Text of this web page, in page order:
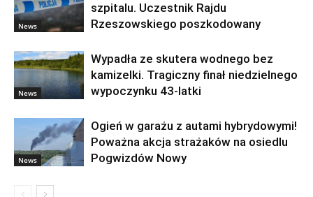
News
szpitalu. Uczestnik Rajdu
Rzeszowskiego poszkodowany
News
Wypadła ze skutera wodnego bez
kamizelki. Tragiczny finał niedzielnego
wypoczynku 43-latki
News
Ogień w garażu z autami hybrydowymi!
Poważna akcja strażaków na osiedlu
Pogwizdów Nowy